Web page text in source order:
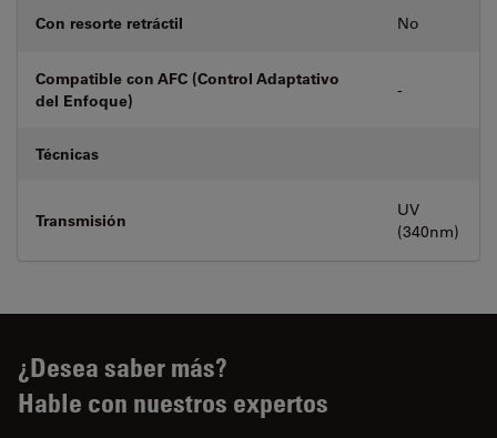
Con resorte retráctil No
Compatible con AFC (Control Adaptativo
del Enfoque)
-
Técnicas
Transmisión
UV
(340nm)
¿Desea saber más?
Hable con nuestros expertos